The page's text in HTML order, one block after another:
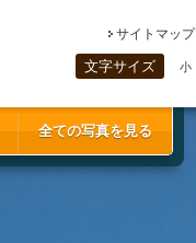
サイトマップ
文字サイズ 小
全ての写真を見る